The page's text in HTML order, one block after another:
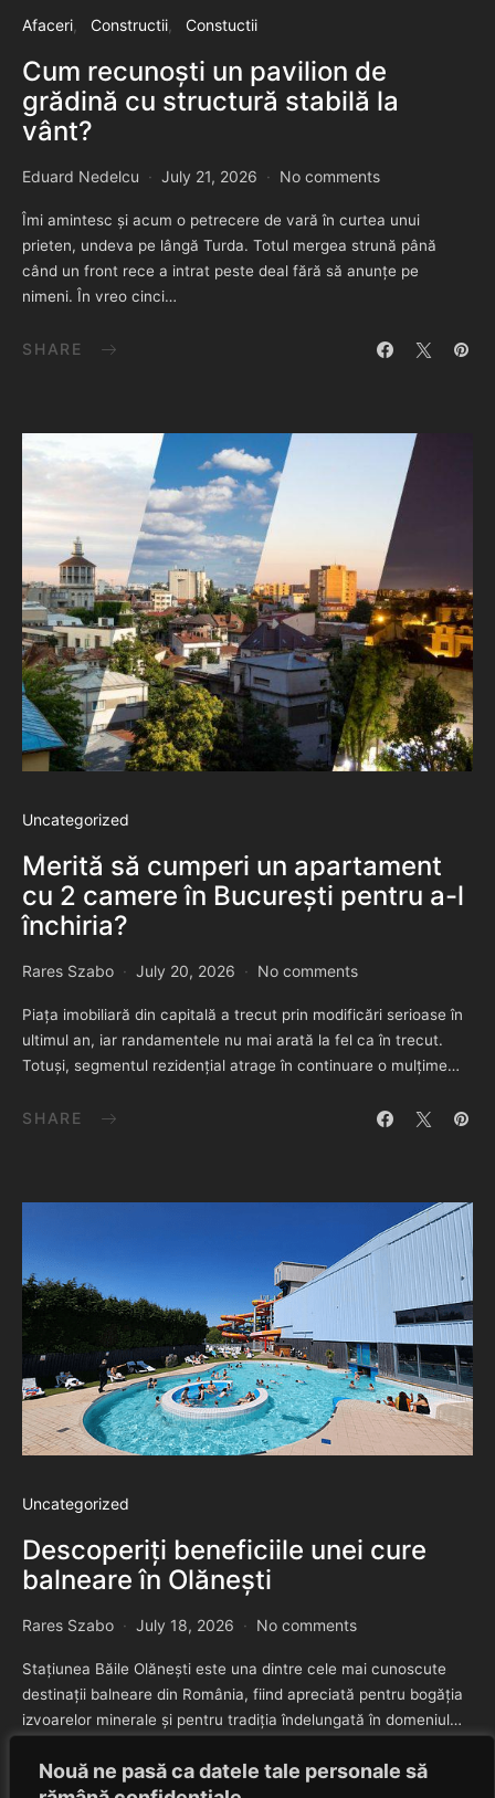
Nouă ne pasă ca datele tale personale să
Afaceri Constructii Constuctii
Cum recunoști un pavilion de
grădină cu structură stabilă la
vânt?
Eduard Nedelcu July 21, 2026 No comments
Îmi amintesc și acum o petrecere de vară în curtea unui
prieten, undeva pe lângă Turda. Totul mergea strună până
când un front rece a intrat peste deal fără să anunțe pe
nimeni. În vreo cinci…
SHARE
Uncategorized
Merită să cumperi un apartament
cu 2 camere în București pentru a-l
închiria?
Rares Szabo July 20, 2026 No comments
Piața imobiliară din capitală a trecut prin modificări serioase în
ultimul an, iar randamentele nu mai arată la fel ca în trecut.
Totuși, segmentul rezidențial atrage în continuare o mulțime…
SHARE
Uncategorized
Descoperiți beneficiile unei cure
balneare în Olănești
Rares Szabo July 18, 2026 No comments
Stațiunea Băile Olănești este una dintre cele mai cunoscute
destinații balneare din România, fiind apreciată pentru bogăția
izvoarelor minerale și pentru tradiția îndelungată în domeniul…
SHARE